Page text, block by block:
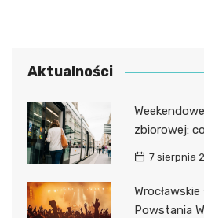
Aktualności
zbiorowej:
7 sierpnia
Powstania